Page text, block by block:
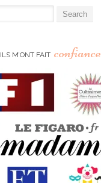
ILS M’ONT FAIT confiance